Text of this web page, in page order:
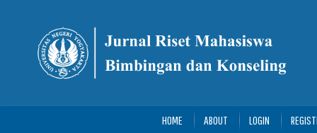
HOME ABOUT LOGIN